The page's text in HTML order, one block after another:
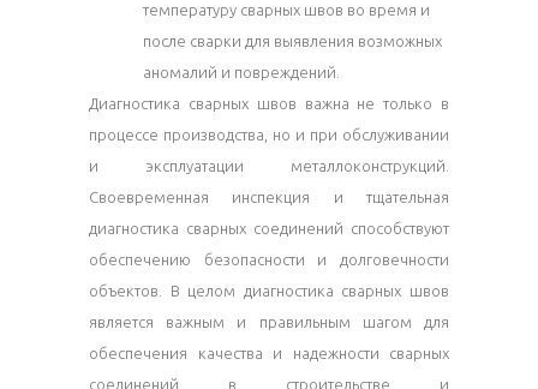
температуру сварных швов во время и
после сварки для выявления возможных
аномалий и повреждений.
Диагностика сварных швов важна не только в
процессе производства, но и при обслуживании
и эксплуатации металлоконструкций.
Своевременная инспекция и тщательная
диагностика сварных соединений способствуют
обеспечению безопасности и долговечности
объектов. В целом диагностика сварных швов
является важным и правильным шагом для
обеспечения качества и надежности сварных
соединений в строительстве и